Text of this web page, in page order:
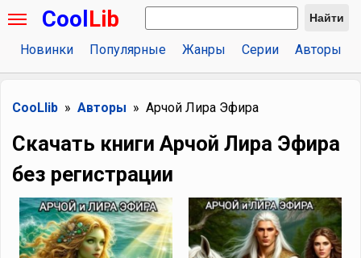
Cool Lib Найти
Новинки Популярные Жанры Серии Авторы
CooLlib Авторы Арчой Лира Эфира
Скачать книги Арчой Лира Эфира
без регистрации